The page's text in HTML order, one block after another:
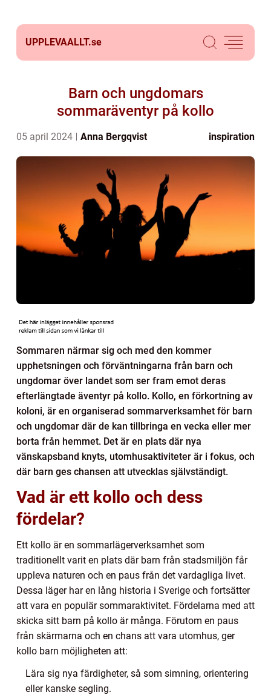
UPPLEVAALLT.se
Barn och ungdomars
sommaräventyr på kollo
05 april 2024 Anna Bergqvist inspiration
Sommaren närmar sig och med den kommer
upphetsningen och förväntningarna från barn och
ungdomar över landet som ser fram emot deras
efterlängtade äventyr på kollo. Kollo, en förkortning av
koloni, är en organiserad sommarverksamhet för barn
och ungdomar där de kan tillbringa en vecka eller mer
borta från hemmet. Det är en plats där nya
vänskapsband knyts, utomhusaktiviteter är i fokus, och
där barn ges chansen att utvecklas självständigt.
Vad är ett kollo och dess
fördelar?
Ett kollo är en sommarlägerverksamhet som
traditionellt varit en plats där barn från stadsmiljön får
uppleva naturen och en paus från det vardagliga livet.
Dessa läger har en lång historia i Sverige och fortsätter
att vara en populär sommaraktivitet. Fördelarna med att
skicka sitt barn på kollo är många. Förutom en paus
från skärmarna och en chans att vara utomhus, ger
kollo barn möjligheten att:
Lära sig nya färdigheter, så som simning, orientering
eller kanske segling.